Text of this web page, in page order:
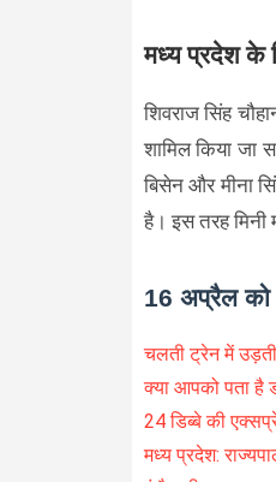
मध्य प्रदेश के
शिवराज सिंह
शामिल किया जा
बिसेन और मीना
है। इस तरह मिनी
16 अप्रैल को
चलती ट्रेन में उड़ती
क्या आपको पता है
24 डिब्बे की
मध्य प्रदेश: